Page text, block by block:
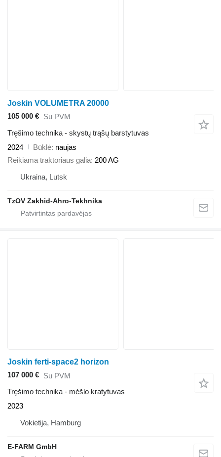
Joskin VOLUMETRA 20000
105 000 € Su PVM
Tręšimo technika - skystų trąšų barstytuvas
2024
Būklė naujas
Reikiama traktoriaus galia 200 AG
Ukraina, Lutsk
TzOV Zakhid-Ahro-Tekhnika
Joskin ferti-space2 horizon
107 000 € Su PVM
Tręšimo technika - mėšlo kratytuvas
2023
Vokietija, Hamburg
E-FARM GmbH